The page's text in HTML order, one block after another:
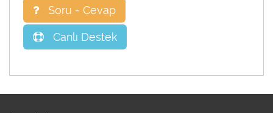
Soru - Cevap
Canlı Destek